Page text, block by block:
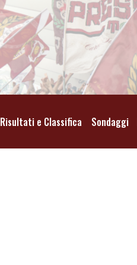
Risultati e Classifica Sondaggi